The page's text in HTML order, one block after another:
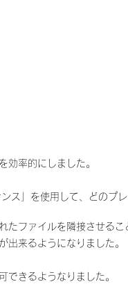
効率的にしました。
ス」を使用して、どのプ
ファイルを隣接させるこ
出来るようになりました。
できるようなりました。